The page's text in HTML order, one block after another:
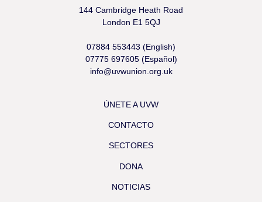
144 Cambridge Heath Road
London E1 5QJ
07884 553443 (English)
07775 697605 (Español)
info@uvwunion.org.uk
ÚNETE A UVW
CONTACTO
SECTORES
DONA
NOTICIAS